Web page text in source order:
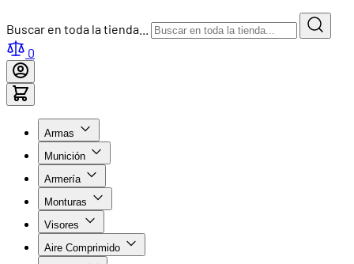
Buscar en toda la tienda...
0
Armas
Munición
Armería
Monturas
Visores
Aire Comprimido